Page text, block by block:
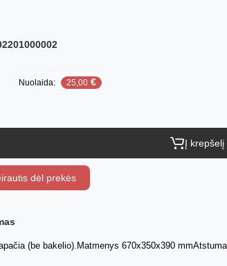
Nuolaida: 25,00 €
Į krepšelį
dėl prekės
(be bakelio).Matmenys 670x350x390